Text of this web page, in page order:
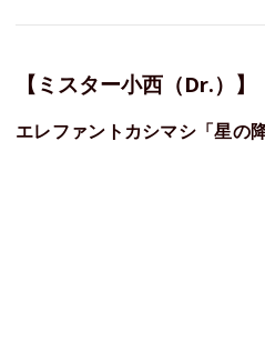
【ミスター小西（Dr.）】
エレファントカシマシ「星の